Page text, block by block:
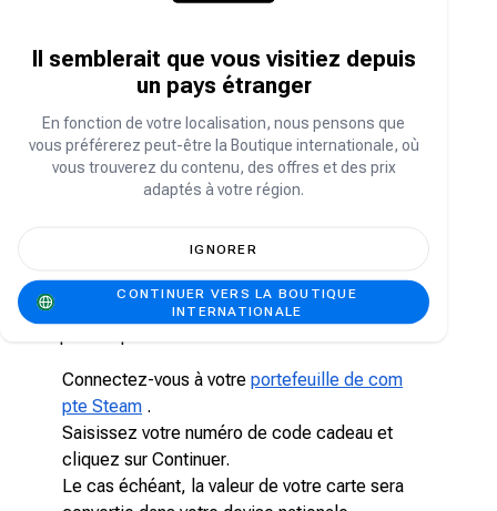
Steam est la plateforme idéale pour jouer,
instantanément à vos jeux !
Une carte cadeau Steam est le meilleur moyen
de 30 000 jeux, des AAA aux jeux indépendants,
en passant par tous les autres. Profitez d'offres
exclusives, de mises à jour automatiques et
d'autres avantages exceptionnels.
Comment puis-je utiliser ma carte-cadeau
Rechargez votre portefeuille Steam en quatre
Connectez-vous à votre portefeuille de com
pte Steam .
Saisissez votre numéro de code cadeau et
cliquez sur Continuer.
Le cas échéant, la valeur de votre carte sera
Il semblerait que vous visitiez depuis
un pays étranger
En fonction de votre localisation, nous pensons que
vous préférerez peut-être la Boutique internationale, où
vous trouverez du contenu, des offres et des prix
adaptés à votre région.
IGNORER
CONTINUER VERS LA BOUTIQUE
INTERNATIONALE